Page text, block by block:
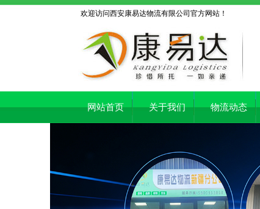
欢迎访问西安康易达物流有限公司官方网站！
网站首页 关于我们 物流动态